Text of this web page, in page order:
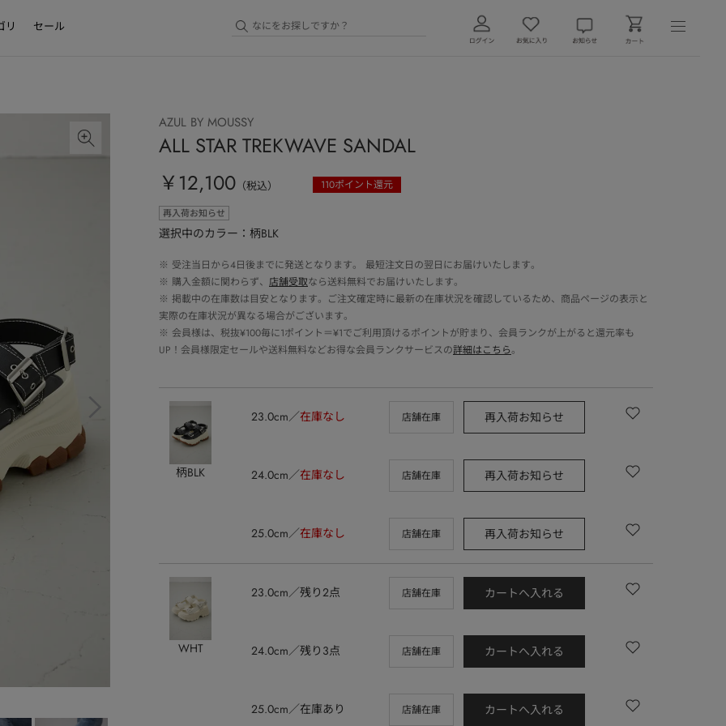
リ セール
AZUL BY MOUSSY
ALL STAR TREKWAVE SANDAL
￥12,100 （税込） 110ポイント還元
再入荷お知らせ
選択中のカラー：柄BLK
※ 受注当日から4日後までに発送となります。 最短注文日の翌日にお届けいたします。
※ 購入金額に関わらず、 店舗受取なら送料無料でお届けいたします。
※ 掲載中の在庫数は目安となります。ご注文確定時に最新の在庫状況を確認しているため、商品ページの表示と
実際の在庫状況が異なる場合がございます。
※ 会員様は、税抜¥100毎に1ポイント＝¥1でご利用頂けるポイントが貯まり、会員ランクが上がると還元率も
UP！会員様限定セールや送料無料などお得な会員ランクサービスの詳細はこちら。
柄BLK
23.0cm 在庫なし 店舗在庫 再入荷お知らせ
24.0cm 在庫なし 店舗在庫 再入荷お知らせ
25.0cm 在庫なし 店舗在庫 再入荷お知らせ
WHT
23.0cm 残り2点 店舗在庫 カートへ入れる
24.0cm 残り3点 店舗在庫 カートへ入れる
25.0cm 在庫あり 店舗在庫 カートへ入れる